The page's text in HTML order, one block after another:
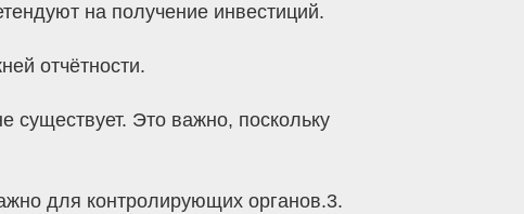
на получение инвестиций.
отчётности.
существует. Это важно, поскольку
для контролирующих органов.3.